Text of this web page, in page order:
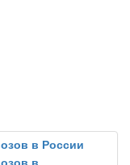
в России